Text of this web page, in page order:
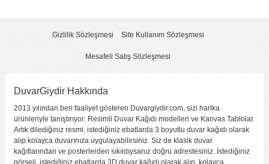
Gizlilik Sözleşmesi Site Kullanım Sözleşmesi
Mesafeli Satış Sözleşmesi
DuvarGiydir Hakkında
2013 yılından beri faaliyet gösteren Duvargiydir.com, sizi harika
ürünleriyle tanıştırıyor: Resimli Duvar Kağıdı modelleri ve Kanvas Tablolar.
Artık dilediğiniz resmi, istediğiniz ebatlarda 3 boyutlu duvar kağıdı olarak
alıp kolayca duvarınıza uygulayabilirsiniz. Siz de klasik duvar
kağıtlarından ve posterlerden sıkıldıysanız doğru adrestesiniz. İstediğiniz